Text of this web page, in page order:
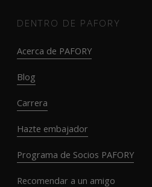
DENTRO DE PAFORY
Acerca de PAFORY
Blog
Carrera
Hazte embajador
Programa de Socios PAFORY
Recomendar a un amigo